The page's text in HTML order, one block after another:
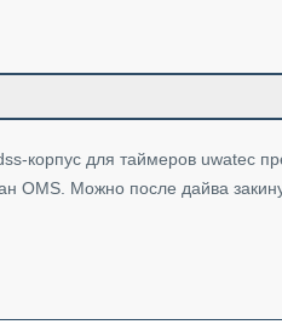
корпус для таймеров uwatec
OMS. Можно после дайва